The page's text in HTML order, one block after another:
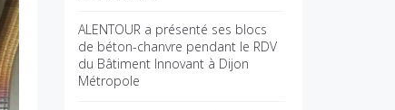
ALENTOUR a présenté ses blocs
de béton-chanvre pendant le RDV
du Bâtiment Innovant à Dijon
Métropole